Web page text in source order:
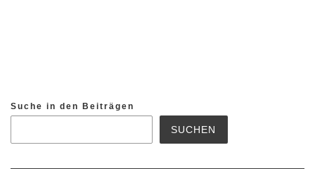
Suche in den Beiträgen
SUCHEN